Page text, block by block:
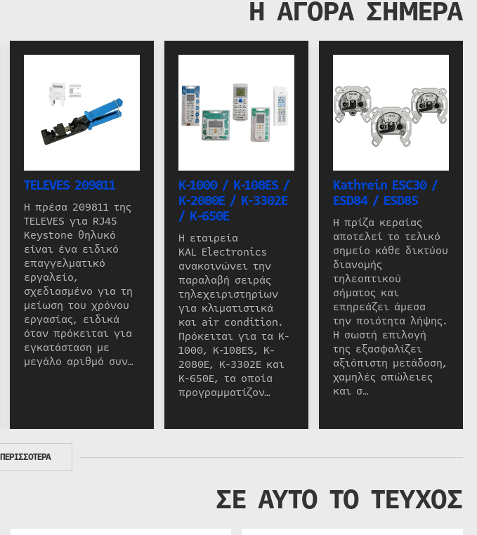
Η ΑΓΟΡΑ ΣΗΜΕΡΑ
TELEVES 209811
Η πρέσα 209811 της
TELEVES για RJ45
Keystone θηλυκό
είναι ένα ειδικό
επαγγελματικό
εργαλείο,
σχεδιασμένο για τη
μείωση του χρόνου
εργασίας, ειδικά
όταν πρόκειται για
εγκατάσταση με
μεγάλο αριθμό συν…
K-1000 / K-108ES /
K-2080E / K-3302E
/ K-650E
Η εταιρεία
KAL Electronics
ανακοινώνει την
παραλαβή σειράς
τηλεχειριστηρίων
για κλιματιστικά
και air condition.
Πρόκειται για τα K-
1000, K-108ES, K-
2080E, K-3302E και
K-650E, τα οποία
προγραμματίζον…
Kathrein ESC30 /
ESD84 / ESD85
Η πρίζα κεραίας
αποτελεί το τελικό
σημείο κάθε δικτύου
διανομής
τηλεοπτικού
σήματος και
επηρεάζει άμεσα
την ποιότητα λήψης.
Η σωστή επιλογή
της εξασφαλίζει
αξιόπιστη μετάδοση,
χαμηλές απώλειες
και σ…
ΣΕ ΑΥΤΟ ΤΟ ΤΕΥΧΟΣ